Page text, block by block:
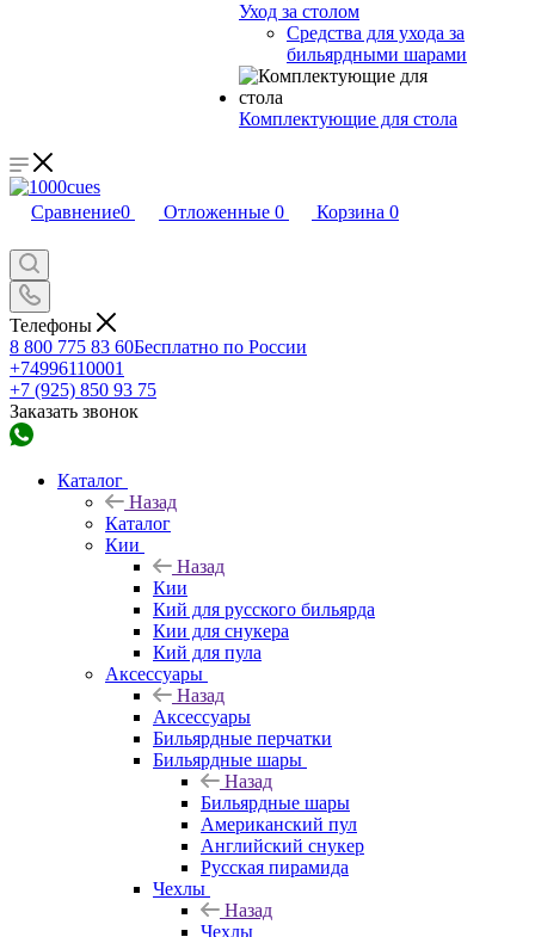
Уход за столом
Средства для ухода за
бильярдными шарами
Комплектующие для стола
Сравнение0 Отложенные 0 Корзина 0
Телефоны
8 800 775 83 60Бесплатно по России
+74996110001
+7 (925) 850 93 75
Заказать звонок
Каталог
Назад
Каталог
Кии
Назад
Кии
Кий для русского бильярда
Кии для снукера
Кий для пула
Аксессуары
Назад
Аксессуары
Бильярдные перчатки
Бильярдные шары
Назад
Бильярдные шары
Американский пул
Английский снукер
Русская пирамида
Чехлы
Назад
Чехлы